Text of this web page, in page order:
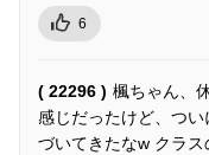
6
( 22296 ) 楓ちゃん、
感じだったけど、つ
づいてきたなw クラ